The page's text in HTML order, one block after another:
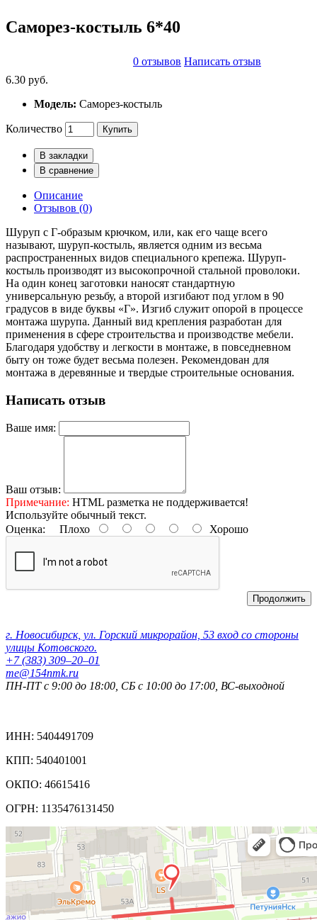
Саморез-костыль 6*40
0 отзывов Написать отзыв
6.30 руб.
Модель: Саморез-костыль
Количество Купить
В закладки
В сравнение
Описание
Отзывов (0)
Шуруп с Г-образым крючком, или, как его чаще всего
называют, шуруп-костыль, является одним из весьма
распространенных видов специального крепежа. Шуруп-
костыль производят из высокопрочной стальной проволоки.
На один конец заготовки наносят стандартную
универсальную резьбу, а второй изгибают под углом в 90
градусов в виде буквы «Г». Изгиб служит опорой в процессе
монтажа шурупа. Данный вид крепления разработан для
применения в сфере строительства и производстве мебели.
Благодаря удобству и легкости в монтаже, в повседневном
быту он тоже будет весьма полезен. Рекомендован для
монтажа в деревянные и твердые строительные основания.
Написать отзыв
Ваше имя:
Ваш отзыв:
Примечание: HTML разметка не поддерживается!
Используйте обычный текст.
Оценка: Плохо Хорошо
Продолжить
г. Новосибирск, ул. Горский микрорайон, 53 вход со стороны
улицы Котовского.
+7 (383) 309‒20‒01
me@154nmk.ru
ПН-ПТ с 9:00 до 18:00, СБ с 10:00 до 17:00, ВС-выходной
ИНН: 5404491709
КПП: 540401001
ОКПО: 46615416
ОГРН: 1135476131450